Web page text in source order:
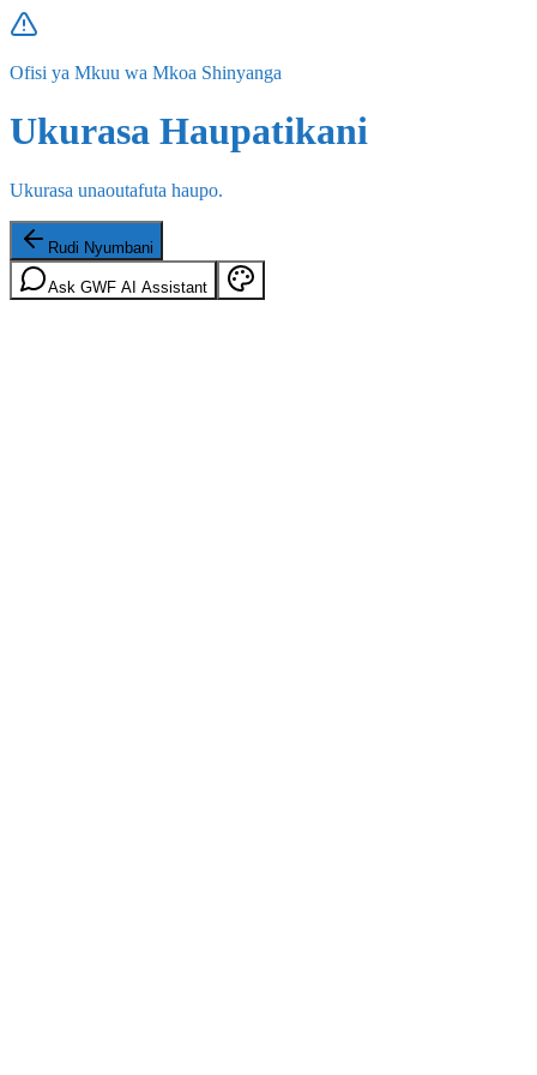
Ofisi ya Mkuu wa Mkoa Shinyanga
Ukurasa Haupatikani
Ukurasa unaoutafuta haupo.
Rudi Nyumbani
Ask GWF AI Assistant